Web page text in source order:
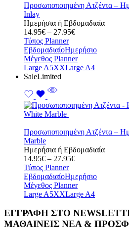
Προσωποποιημένη Ατζέντα –
Inlay
Ημερήσια ή Εβδομαδιαία
14.95€ – 27.95€Price
14.95€
through
27.95€
Τύπος Planner
ΕβδομαδιαίοΗμερήσιο
Μέγεθος Planner
Large A5XXLarge A4
SaleLimited
Προσωποποιημένη Ατζέντα –
Marble
Ημερήσια ή Εβδομαδιαία
14.95€ – 27.95€Price
14.95€
through
27.95€
Τύπος Planner
ΕβδομαδιαίοΗμερήσιο
Μέγεθος Planner
Large A5XXLarge A4
ΕΓΓΡΑΦΗ ΣΤΟ
ΜΑΘΑΙΝΕΙΣ ΝΕΑ &